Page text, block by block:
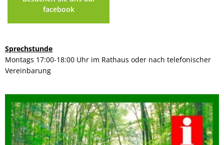
facebook
Sprechstunde
Montags 17:00-18:00 Uhr im Rathaus oder nach telefonischer
Vereinbarung